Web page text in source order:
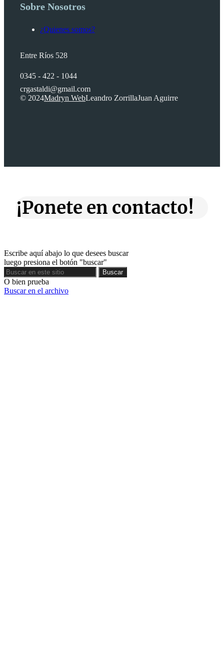
Sobre Nosotros
¿Quienes somos?
Entre Ríos 528
0345 - 422 - 1044
crgastaldi@gmail.com
© 2024Madryn WebLeandro ZorrillaJuan Aguirre
¡Ponete en contacto!
Escribe aquí abajo lo que desees buscar
luego presiona el botón "buscar"
Buscar
Buscar
O bien prueba
Buscar en el archivo